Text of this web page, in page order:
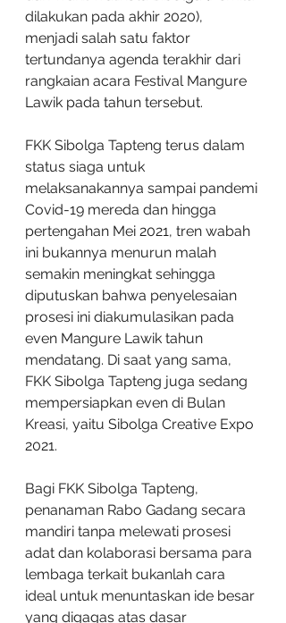
dilakukan pada akhir 2020),
menjadi salah satu faktor
tertundanya agenda terakhir dari
rangkaian acara Festival Mangure
Lawik pada tahun tersebut.
FKK Sibolga Tapteng terus dalam
status siaga untuk
melaksanakannya sampai pandemi
Covid-19 mereda dan hingga
pertengahan Mei 2021, tren wabah
ini bukannya menurun malah
semakin meningkat sehingga
diputuskan bahwa penyelesaian
prosesi ini diakumulasikan pada
even Mangure Lawik tahun
mendatang. Di saat yang sama,
FKK Sibolga Tapteng juga sedang
mempersiapkan even di Bulan
Kreasi, yaitu Sibolga Creative Expo
2021.
Bagi FKK Sibolga Tapteng,
penanaman Rabo Gadang secara
mandiri tanpa melewati prosesi
adat dan kolaborasi bersama para
lembaga terkait bukanlah cara
ideal untuk menuntaskan ide besar
yang digagas atas dasar